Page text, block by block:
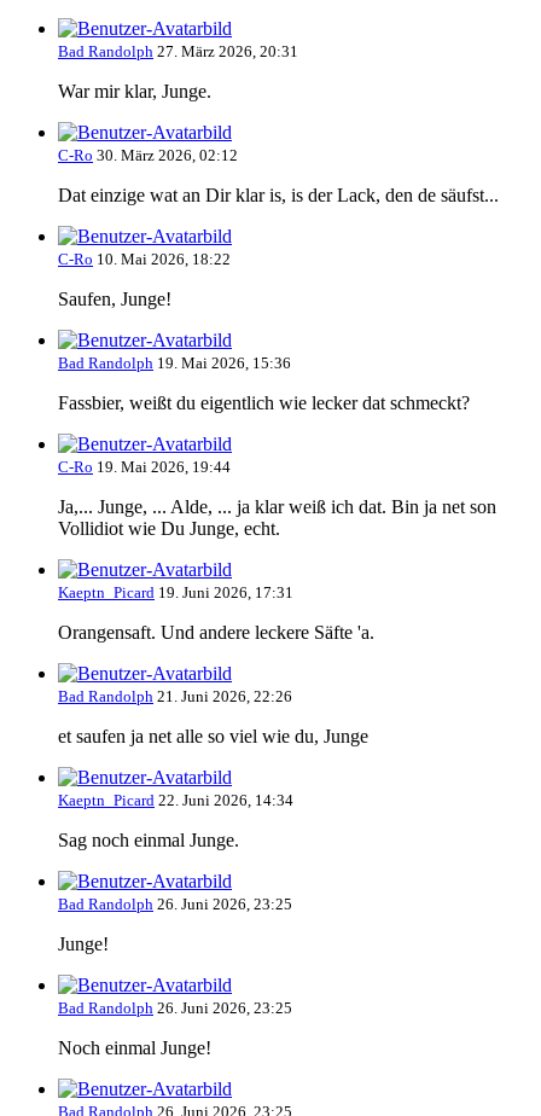
Bad Randolph 27. März 2026, 20:31
War mir klar, Junge.
C-Ro 30. März 2026, 02:12
Dat einzige wat an Dir klar is, is der Lack, den de säufst...
C-Ro 10. Mai 2026, 18:22
Saufen, Junge!
Bad Randolph 19. Mai 2026, 15:36
Fassbier, weißt du eigentlich wie lecker dat schmeckt?
C-Ro 19. Mai 2026, 19:44
Ja,... Junge, ... Alde, ... ja klar weiß ich dat. Bin ja net son
Vollidiot wie Du Junge, echt.
Kaeptn_Picard 19. Juni 2026, 17:31
Orangensaft. Und andere leckere Säfte 'a.
Bad Randolph 21. Juni 2026, 22:26
et saufen ja net alle so viel wie du, Junge
Kaeptn_Picard 22. Juni 2026, 14:34
Sag noch einmal Junge.
Bad Randolph 26. Juni 2026, 23:25
Junge!
Bad Randolph 26. Juni 2026, 23:25
Noch einmal Junge!
Bad Randolph 26. Juni 2026, 23:25